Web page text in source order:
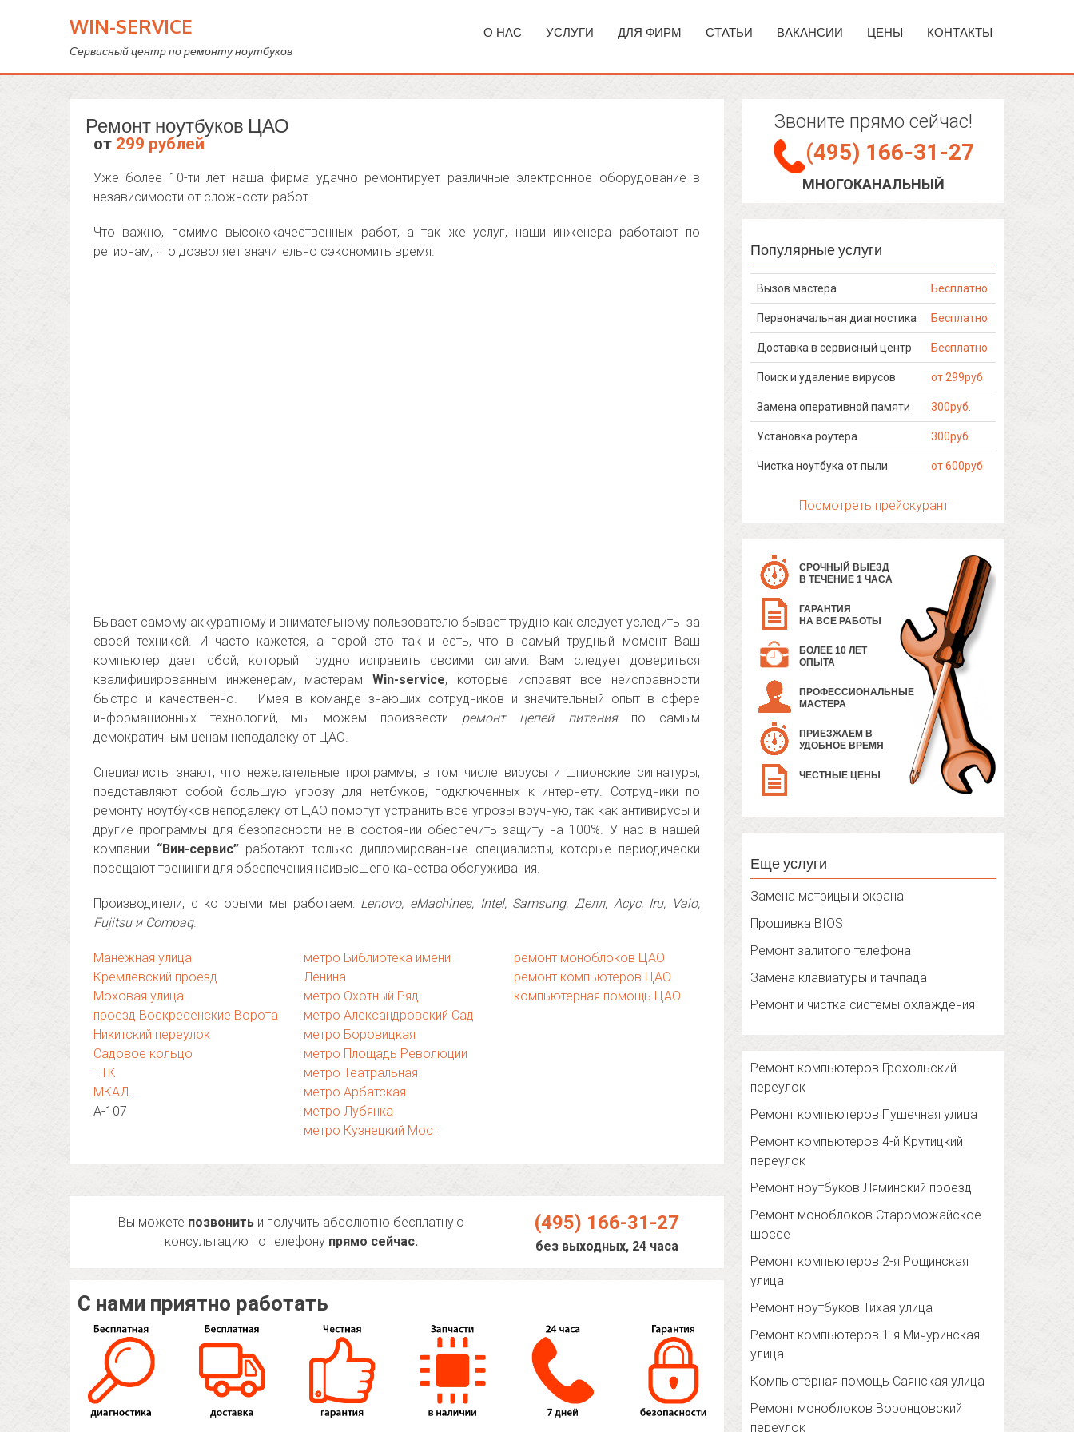
WIN-SERVICE
Сервисный центр по ремонту ноутбуков
О НАС УСЛУГИ ДЛЯ ФИРМ СТАТЬИ ВАКАНСИИ ЦЕНЫ КОНТАКТЫ
Ремонт ноутбуков ЦАО
от 299 рублей
Уже более 10-ти лет наша фирма удачно ремонтирует различные электронное оборудование в
независимости от сложности работ.
Что важно, помимо высококачественных работ, а так же услуг, наши инженера работают по
регионам, что дозволяет значительно сэкономить время.
Бывает самому аккуратному и внимательному пользователю бывает трудно как следует уследить за
своей техникой. И часто кажется, а порой это так и есть, что в самый трудный момент Ваш
компьютер дает сбой, который трудно исправить своими силами. Вам следует довериться
квалифицированным инженерам, мастерамWin-service, которые исправят все неисправности
быстро и качественно. Имея в команде знающих сотрудников и значительный опыт в сфере
информационных технологий, мы можем произвести ремонт цепей питанияпо самым
демократичным ценам неподалеку от ЦАО.
Специалисты знают, что нежелательные программы, в том числе вирусы и шпионские сигнатуры,
представляют собой большую угрозу для нетбуков, подключенных к интернету. Сотрудники по
ремонту ноутбуков неподалеку от ЦАО помогут устранить все угрозы вручную, так как антивирусы и
другие программы для безопасности не в состоянии обеспечить защиту на 100%. У нас в нашей
компании “Вин-сервис”работают только дипломированные специалисты, которые периодически
посещают тренинги для обеспечения наивысшего качества обслуживания.
Производители, с которыми мы работаем: Lenovo, eMachines, Intel, Samsung, Делл, Асус, Iru, Vaio,
Fujitsu и Compaq.
Манежная улица
Кремлевский проезд
Моховая улица
проезд Воскресенские Ворота
Никитский переулок
Садовое кольцо
ТТК
МКАД
А-107
метро Библиотека имени
Ленина
метро Охотный Ряд
метро Александровский Сад
метро Боровицкая
метро Площадь Революции
метро Театральная
метро Арбатская
метро Лубянка
метро Кузнецкий Мост
ремонт моноблоков ЦАО
ремонт компьютеров ЦАО
компьютерная помощь ЦАО
Вы можете позвонить и получить абсолютно бесплатную
консультацию по телефону прямо сейчас.
(495) 166-31-27
без выходных, 24 часа
С нами приятно работать
Звоните прямо сейчас!
(495) 166-31-27
МНОГОКАНАЛЬНЫЙ
Популярные услуги
Вызов мастера Бесплатно
Первоначальная диагностика Бесплатно
Доставка в сервисный центр Бесплатно
Поиск и удаление вирусов от 299руб.
Замена оперативной памяти 300руб.
Установка роутера 300руб.
Чистка ноутбука от пыли от 600руб.
Посмотреть прейскурант
СРОЧНЫЙ ВЫЕЗД
В ТЕЧЕНИЕ 1 ЧАСА
ГАРАНТИЯ
НА ВСЕ РАБОТЫ
БОЛЕЕ 10 ЛЕТ
ОПЫТА
ПРОФЕССИОНАЛЬНЫЕ
МАСТЕРА
ПРИЕЗЖАЕМ В
УДОБНОЕ ВРЕМЯ
ЧЕСТНЫЕ ЦЕНЫ
Еще услуги
Замена матрицы и экрана
Прошивка BIOS
Ремонт залитого телефона
Замена клавиатуры и тачпада
Ремонт и чистка системы охлаждения
Ремонт компьютеров Грохольский
переулок
Ремонт компьютеров Пушечная улица
Ремонт компьютеров 4-й Крутицкий
переулок
Ремонт ноутбуков Ляминский проезд
Ремонт моноблоков Староможайское
шоссе
Ремонт компьютеров 2-я Рощинская
улица
Ремонт ноутбуков Тихая улица
Ремонт компьютеров 1-я Мичуринская
улица
Компьютерная помощь Саянская улица
Ремонт моноблоков Воронцовский
переулок